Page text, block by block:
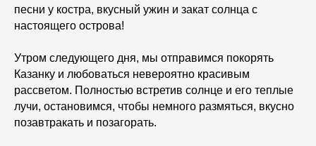
песни у костра, вкусный ужин и закат солнца с
настоящего острова!
Утром следующего дня, мы отправимся покорять
Казанку и любоваться невероятно красивым
рассветом. Полностью встретив солнце и его теплые
лучи, остановимся, чтобы немного размяться, вкусно
позавтракать и позагорать.